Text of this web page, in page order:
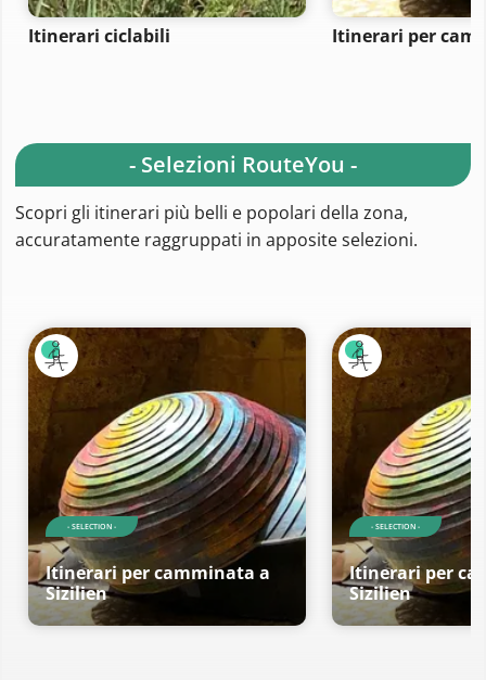
Itinerari ciclabili Itinerari per
- Selezioni RouteYou -
Scopri gli itinerari più belli e popolari della zona,
accuratamente raggruppati in apposite selezioni.
- SELECTION -
Itinerari per camminata a
Sizilien
- SELECTION -
Itinerari per
Sizilien